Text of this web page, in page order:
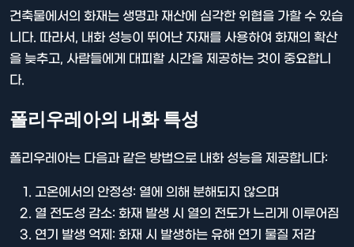
건축물에서의 화재는 생명과 재산에 심각한 위협을 가할 수 있습
니다. 따라서, 내화 성능이 뛰어난 자재를 사용하여 화재의 확산
을 늦추고, 사람들에게 대피할 시간을 제공하는 것이 중요합니
다.
폴리우레아의 내화 특성
폴리우레아는 다음과 같은 방법으로 내화 성능을 제공합니다:
고온에서의 안정성: 열에 의해 분해되지 않으며
열 전도성 감소: 화재 발생 시 열의 전도가 느리게 이루어짐
연기 발생 억제: 화재 시 발생하는 유해 연기 물질 저감